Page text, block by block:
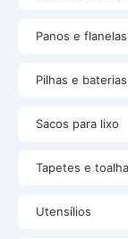
Panos e flanelas
Pilhas e baterias
Sacos para lixo
Tapetes e
Utensílios